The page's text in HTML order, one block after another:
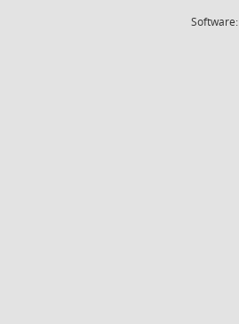
Software: